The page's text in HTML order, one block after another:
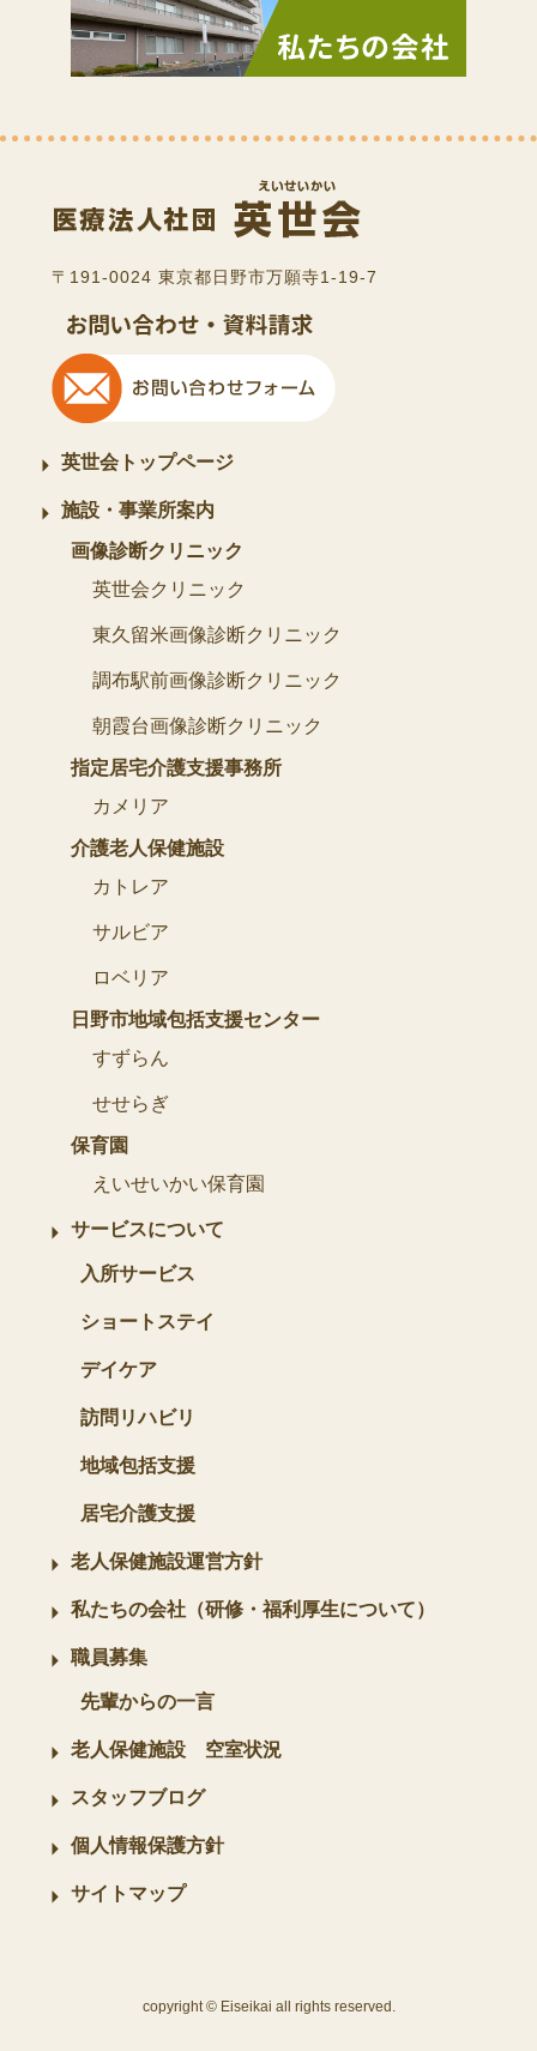
〒191-0024 東京都日野市万願寺1-19-7
英世会トップページ
施設・事業所案内
画像診断クリニック
英世会クリニック
東久留米画像診断クリニック
調布駅前画像診断クリニック
朝霞台画像診断クリニック
指定居宅介護支援事務所
カメリア
介護老人保健施設
カトレア
サルビア
ロベリア
日野市地域包括支援センター
すずらん
せせらぎ
保育園
えいせいかい保育園
サービスについて
入所サービス
ショートステイ
デイケア
訪問リハビリ
地域包括支援
居宅介護支援
老人保健施設運営方針
私たちの会社（研修・福利厚生について）
職員募集
先輩からの一言
老人保健施設 空室状況
スタッフブログ
個人情報保護方針
サイトマップ
copyright © Eiseikai all rights reserved.